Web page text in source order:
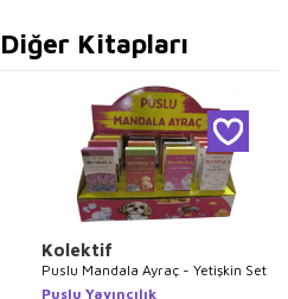
Kitapları
Kolektif
Puslu Mandala Ayraç - Yetişkin Set
Puslu Yayıncılık